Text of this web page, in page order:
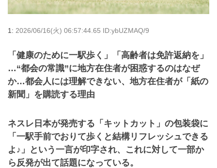
1: 2026/06/16(火) 06:57:44.65 ID:ybUZMAQ/9
「健康のために一駅歩く」「高齢者は免許返納を」
…“都会の常識”に地方在住者が困惑するのはなぜ
か…都会人には理解できない、地方在住者が「紙の
新聞」を購読する理由
ネスレ日本が発売する「キットカット」の包装袋に
「一駅手前でおりて歩くと結構リフレッシュできる
よ♪」という一言が印字され、これに対して一部か
ら反発が出て話題になっている。